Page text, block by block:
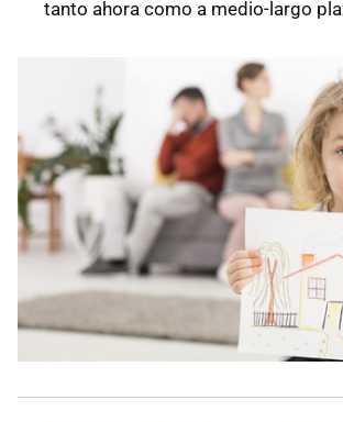
tanto ahora como a medio-largo